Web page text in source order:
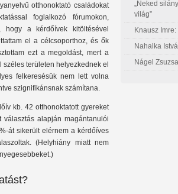
otthonoktató családokat
foglalkozó fórumokon,
hogy a kérdőívek kitöltésével
el a célcsoporthoz, és ők
ezt a megoldást, mert a
területen helyezkednek el
felkeresésük nem lett volna
szignifikánsnak számítana.
kb. 42 otthonoktatott gyereket
alapján magántanulói
át sikerült elérnem a kérdőíves
(Helyhiány miatt nem
„Neked
világ”
Knausz
Nahalka
Nágel